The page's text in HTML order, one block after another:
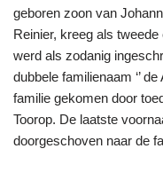
geboren zoon van
Reinier, kreeg als tweede
werd als zodanig
dubbele familienaam ‘’
familie gekomen door
Toorop. De laatste
doorgeschoven naar de